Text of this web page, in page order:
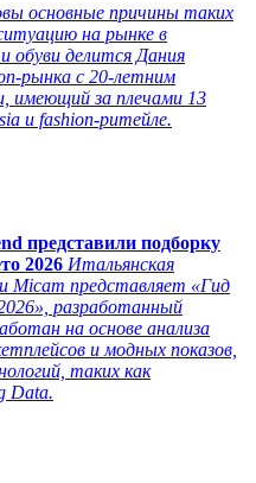
основные причины таких
на рынке в
обуви делится Дания
рынка с 20-летним
имеющий за плечами 13
и fashion-ритейле.
представили подборку
2026 Итальянская
Micam представляет «Гид
разработанный
на основе анализа
и модных показов,
таких как
Data.